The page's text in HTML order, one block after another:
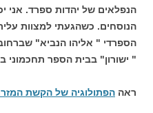
הנפלאים של יהדות ספרד. אני
הנוסחים. כשהגעתי למצוות
הספרדי " אליהו הנביא"
" ישורון" בבית הספר תחכמוני
ראה הפתולוגיה של הקשת